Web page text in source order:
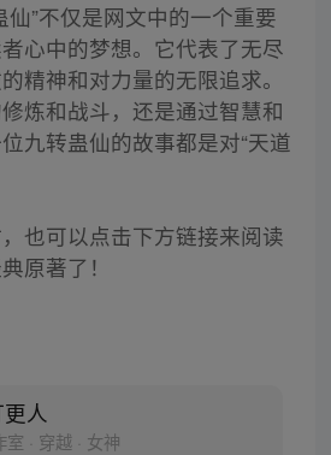
仙”不仅是网文中的一个重要
心中的梦想。它代表了无尽
精神和对力量的无限追求。
炼和战斗，还是通过智慧和
九转蛊仙的故事都是对“天道
也可以点击下方链接来阅读
原著了！
人
· 穿越 · 女神